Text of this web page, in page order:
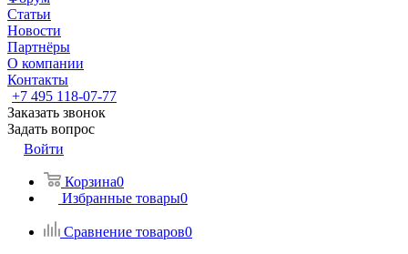
Статьи
Новости
Партнёры
О компании
Контакты
+7 495 118-07-77
Заказать звонок
Задать вопрос
Войти
Корзина0
Избранные товары0
Сравнение товаров0